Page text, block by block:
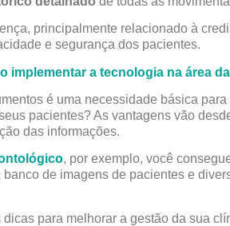
principalmente relacionado à
e segurança dos pacientes.
implementar a tecnologia na área
é uma necessidade básica
pacientes? As vantagens vão
das informações.
, por exemplo, você
de imagens de pacientes e
dicas para melhorar a gestão da sua